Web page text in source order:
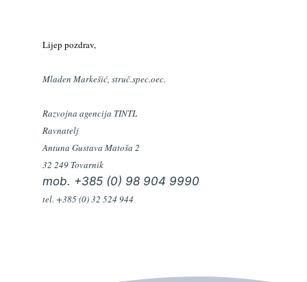
Lijep pozdrav,
Mladen Markešić, struč.spec.oec.
Razvojna agencija TINTL
Ravnatelj
Antuna Gustava Matoša 2
32 249 Tovarnik
mob. +385 (0) 98 904 9990
tel. +385 (0) 32 524 944